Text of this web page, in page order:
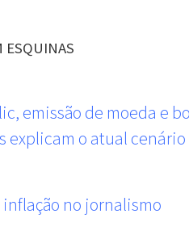
ESQUINAS
emissão de moeda e
explicam o atual
no jornalismo